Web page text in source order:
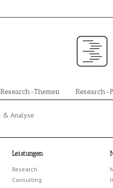
Research-Themen Research-
& Analyse
Leistungen
Research
Consulting